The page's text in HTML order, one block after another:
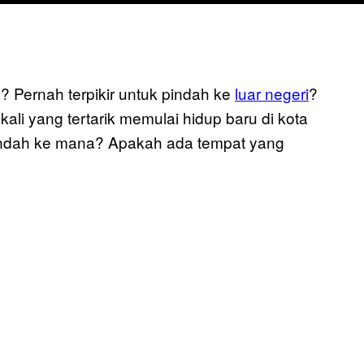
Pernah terpikir untuk pindah ke luar negeri?
yang tertarik memulai hidup baru di kota
ke mana? Apakah ada tempat yang